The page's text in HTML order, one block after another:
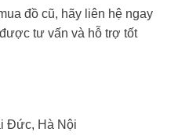
đồ cũ, hãy liên hệ ngay
tư vấn và hỗ trợ tốt
Đức, Hà Nội